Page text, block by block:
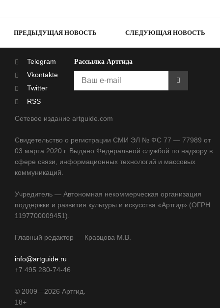
ПРЕДЫДУЩАЯ НОВОСТЬ СЛЕДУЮЩАЯ НОВОСТЬ
Telegram
Vkontakte
Twitter
RSS
Рассылка Артгида
Сетевое издание artguide.com
Свидетельство о регистрации СМИ ЭЛ № ФС 77 — 77989 от
03 марта 2020 г. Выдано Федеральной службой по надзору в
сфере связи, информационных технологий и массовых
коммуникаций.
Учредитель — Автономная некоммерческая организация
поддержки и развития культуры и искусства «Артгид» (ОГРН
1197700009451).
Главный редактор — Кравцова М.В.
info@artguide.ru
+7 495 280-74-46
© 2009—2026 Артгид.
18+